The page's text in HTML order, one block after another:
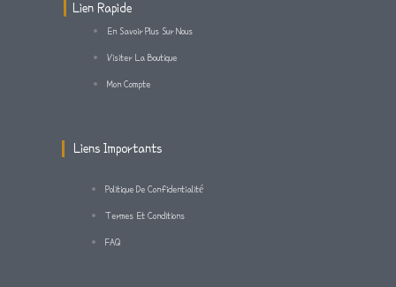
R
A
M
Lien Rapide
En Savoir Plus Sur Nous
Visiter La Boutique
Mon Compte
Liens Importants
Politique De Confidentialité
Termes Et Conditions
FAQ